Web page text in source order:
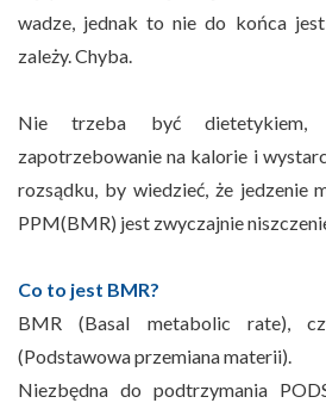
wadze, jednak to nie do końca
zależy. Chyba.
Nie trzeba być
zapotrzebowanie na kalorie i
rozsądku, by wiedzieć, że jedzenie
PPM(BMR) jest zwyczajnie
Co to jest BMR?
BMR (Basal metabolic rate),
(Podstawowa przemiana materii).
Niezbędna do podtrzymania